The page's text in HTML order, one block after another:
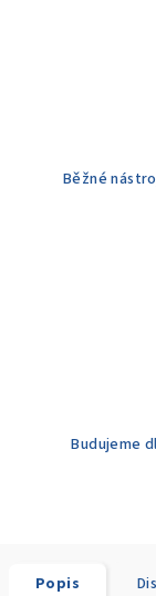
Běžné
Budujeme
Popis